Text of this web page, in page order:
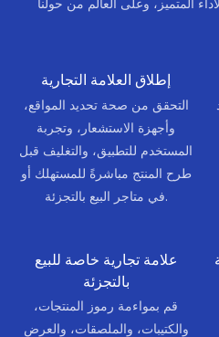
إطلاق العلامة التجارية
التحقق من صحة تحديد المواقع،
وأجهزة الاستشعار، وتجربة
المستخدم للتطبيق، والتغليف قبل
طرح المنتج مباشرةً للمستهلك أو
في متاجر البيع بالتجزئة.
علامة تجارية خاصة للبيع
بالتجزئة
قم بمواءمة رموز المنتجات،
والكتيبات، والملصقات، والعرض